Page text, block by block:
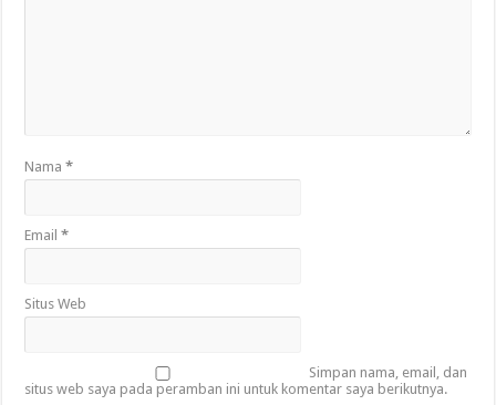
Nama*
Email*
Situs Web
Simpan nama, email, dan
situs web saya pada peramban ini untuk komentar saya berikutnya.